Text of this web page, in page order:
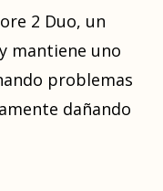
2 Duo, un
mantiene uno
problemas
dañando